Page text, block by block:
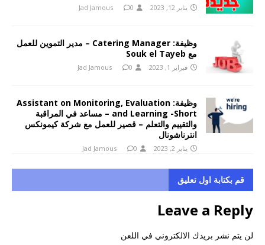
يناير 12, 2023 Jad Jamous 0
وظيفة: Catering Manager – مدير التموين للعمل
مع Souk el Tayeb
فبراير 1, 2023 Jad Jamous 0
وظيفة: Assistant on Monitoring, Evaluation
and Learning -Short – مساعد في المراقبة
والتقييم والتعلم – قصير للعمل مع شركة كيمونكس
انترناشونال
يناير 2, 2023 Jad Jamous 0
قم بكتابة اول تعليق
Leave a Reply
لن يتم نشر بريدك الالكتروني في اللعن